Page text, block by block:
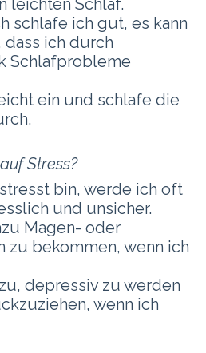
leichten Schlaf.
schlafe ich gut, es kann
dass ich durch
Schlafprobleme
ein und schlafe die
.
Stress?
bin, werde ich oft
und unsicher.
Magen- oder
zu bekommen, wenn ich
depressiv zu werden
wenn ich